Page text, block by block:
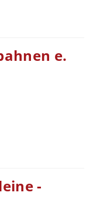
e.
-